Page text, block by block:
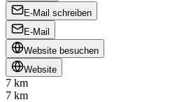
E-Mail schreiben
E-Mail
Website besuchen
Website
7 km
7 km